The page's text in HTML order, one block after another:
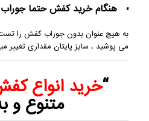
هنگام خرید کفش حتما
به هیچ عنوان بدون جوراب کفش را تست
می پوشید ، سایز پایتان مقداری تغییر
“خرید انواع
متنوع و